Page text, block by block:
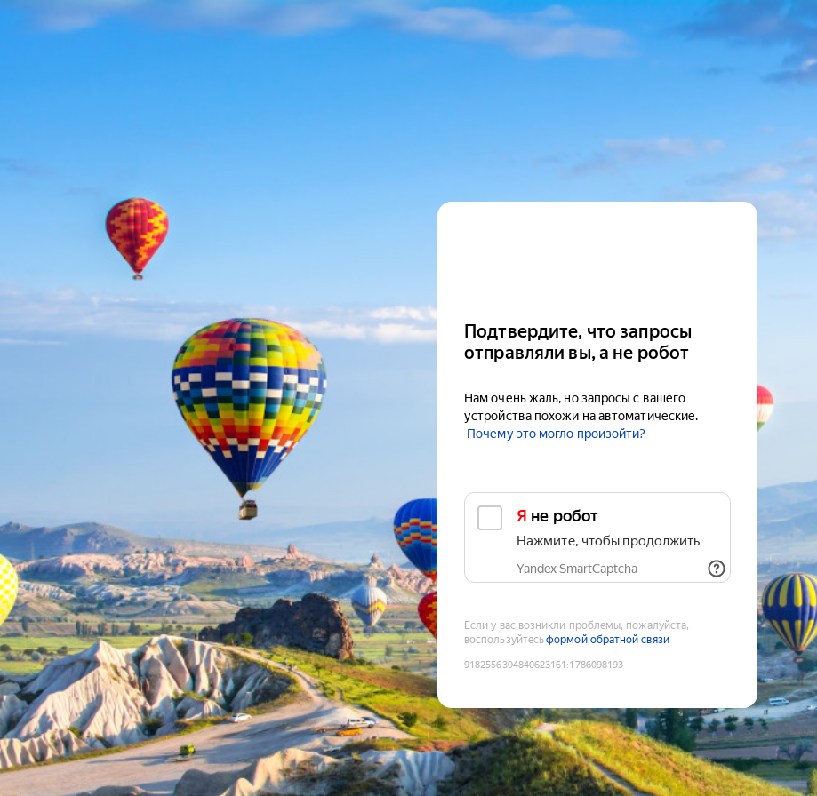
Подтвердите, что запросы
отправляли вы, а не робот
Нам очень жаль, но запросы с вашего
устройства похожи на автоматические.
Почему это могло произойти?
Я не робот
Нажмите, чтобы продолжить
Yandex SmartCaptcha
Если у вас возникли проблемы, пожалуйста,
воспользуйтесьформой обратной связи
9182556304840623161 :1786098193